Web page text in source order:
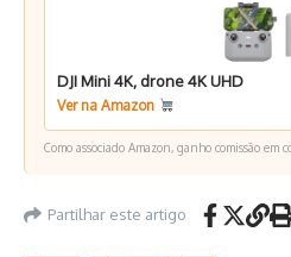
DJI Mini 4K, drone 4K UHD
Ver na Amazon
Como associado Amazon, ganho comissão em
Partilhar este artigo